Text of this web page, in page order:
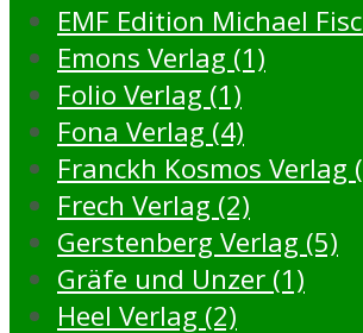
EMF Edition Michael
Emons Verlag (1)
Folio Verlag (1)
Fona Verlag (4)
Franckh Kosmos Verlag
Frech Verlag (2)
Gerstenberg Verlag (5)
Gräfe und Unzer (1)
Heel Verlag (2)